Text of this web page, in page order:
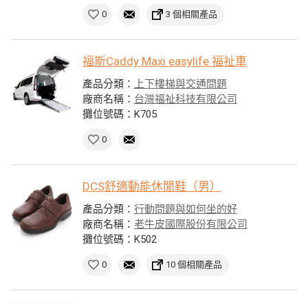
0 3 個相關產品
福斯Caddy Maxi easylife 福祉車
產品分類：
上下樓梯與交通問題
廠商名稱： 台灣福祉科技有限公司
攤位號碼：K705
0
DCS舒適動能休閒鞋（男）
產品分類： 行動問題與如何坐的好
廠商名稱： 老牛皮國際股份有限公司
攤位號碼：K502
0 10 個相關產品